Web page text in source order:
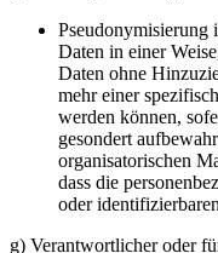
Pseudonymisierung
Daten in einer
Daten ohne
mehr einer
werden können,
gesondert
organisatorischen
dass die
oder
g) Verantwortlicher oder